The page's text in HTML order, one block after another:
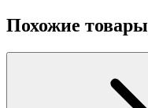
Похожие товары